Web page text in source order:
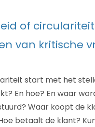
of
van kritische
start met het
En hoe? En waar
Waar koopt de
betaalt de klant?